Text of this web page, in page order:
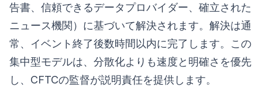
告書、信頼できるデータプロバイダー、確立された
ニュース機関）に基づいて解決されます。解決は通
常、イベント終了後数時間以内に完了します。この
集中型モデルは、分散化よりも速度と明確さを優先
し、CFTCの監督が説明責任を提供します。